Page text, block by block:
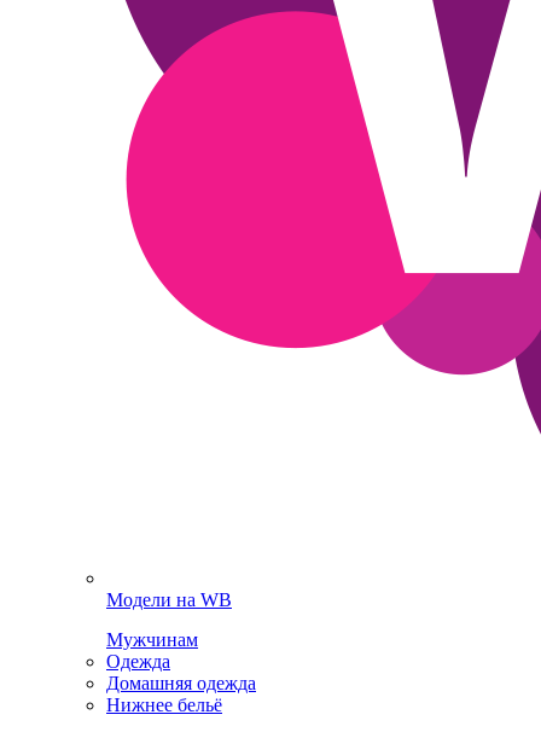
Модели на WB
Мужчинам
Одежда
Домашняя одежда
Нижнее бельё